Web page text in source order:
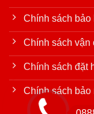
Chính sách bảo
Chính sách vận
Chính sách đặt
Chính sách bảo